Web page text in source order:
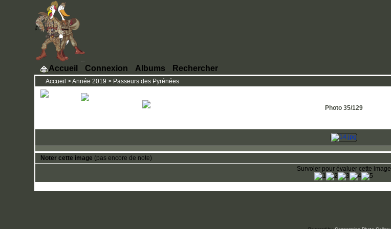
Accueil Connexion Albums Rechercher
Accueil >Année 2019 > Passeurs des Pyrénées
Photo 35/129
Noter cette image (pas encore de note)
Survoler pour évaluer cette image